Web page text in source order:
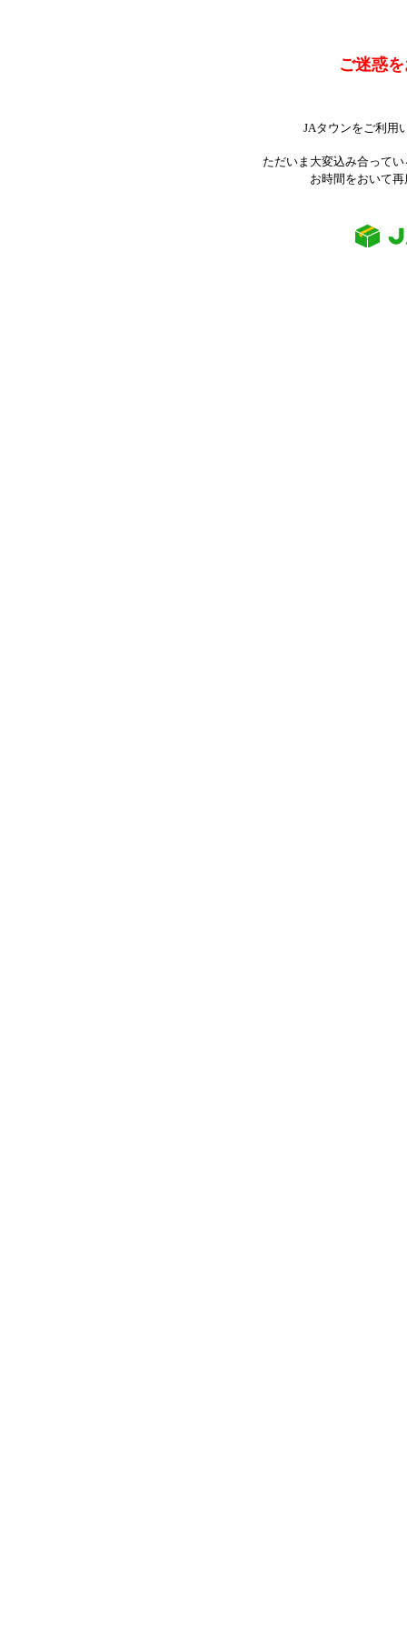
ご迷惑
JAタウンをご利用
ただいま大変込み合って
お時間をおいて